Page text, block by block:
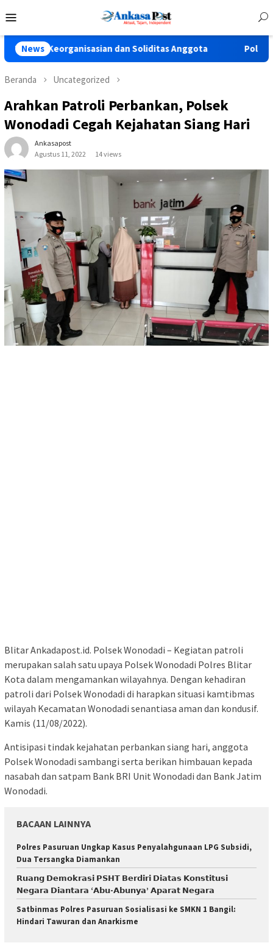
ke
Mobile
News dan Soliditas Anggota Polres Pasuruan
Beranda Uncategorized
Arahkan Patroli Perbankan, Polsek
Wonodadi Cegah Kejahatan Siang Hari
Ankasapost
Agustus 11, 2022
14 views
Blitar Ankadapost.id. Polsek Wonodadi – Kegiatan patroli
merupakan salah satu upaya Polsek Wonodadi Polres Blitar
Kota dalam mengamankan wilayahnya. Dengan kehadiran
patroli dari Polsek Wonodadi di harapkan situasi kamtibmas
wilayah Kecamatan Wonodadi senantiasa aman dan kondusif.
Kamis (11/08/2022).
Antisipasi tindak kejahatan perbankan siang hari, anggota
Polsek Wonodadi sambangi serta berikan himbauan kepada
nasabah dan satpam Bank BRI Unit Wonodadi dan Bank Jatim
Wonodadi.
BACAAN LAINNYA
Polres Pasuruan Ungkap Kasus Penyalahgunaan LPG Subsidi,
Dua Tersangka Diamankan
𝗥𝘂𝗮𝗻𝗴 𝗗𝗲𝗺𝗼𝗸𝗿𝗮𝘀𝗶 𝗣𝗦𝗛𝗧 𝗕𝗲𝗿𝗱𝗶𝗿𝗶 𝗗𝗶𝗮𝘁𝗮𝘀 𝗞𝗼𝗻𝘀𝘁𝗶𝘁𝘂𝘀𝗶
𝗡𝗲𝗴𝗮𝗿𝗮 𝗗𝗶𝗮𝗻𝘁𝗮𝗿𝗮 ‘𝗔𝗯𝘂-𝗔𝗯𝘂𝗻𝘆𝗮’ 𝗔𝗽𝗮𝗿𝗮𝘁 𝗡𝗲𝗴𝗮𝗿𝗮
Satbinmas Polres Pasuruan Sosialisasi ke SMKN 1 Bangil:
Hindari Tawuran dan Anarkisme